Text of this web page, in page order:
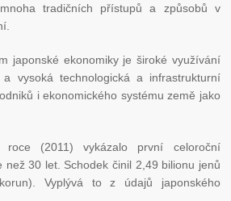
tradičních přístupů a způsobů v
japonské ekonomiky je široké využívání
vysoká technologická a infrastrukturní
i ekonomického systému země jako
roce (2011) vykázalo první celoroční
než 30 let. Schodek činil 2,49 bilionu jenů
Vyplývá to z údajů japonského